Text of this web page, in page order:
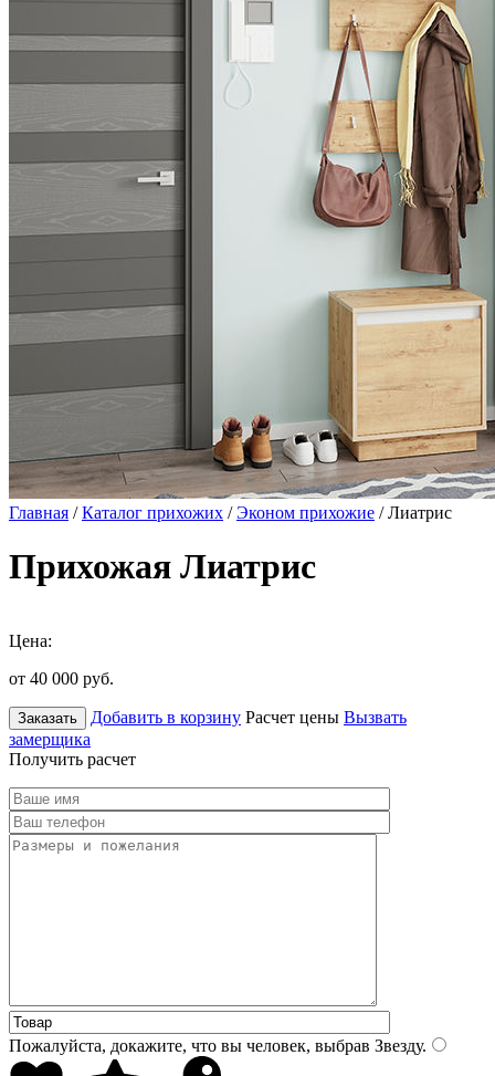
Главная /Каталог прихожих /Эконом прихожие / Лиатрис
Прихожая Лиатрис
Цена:
от 40 000 руб.
Заказать Добавить в корзину Расчет цены Вызвать
замерщика
Получить расчет
Пожалуйста, докажите, что вы человек, выбрав Звезду.